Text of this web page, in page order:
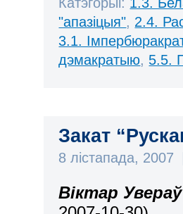
"апазіцыя", 2.4.
3.1.
дэмакратыю, 5.5.
Закат
8 лістапада, 2007
Віктар Увераў